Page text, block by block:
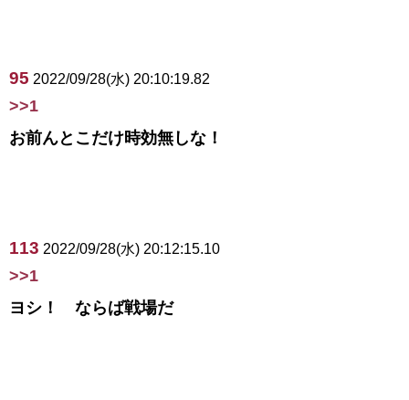
95 2022/09/28(水) 20:10:19.82
>>1
お前んとこだけ時効無しな！
113 2022/09/28(水) 20:12:15.10
>>1
ヨシ！ ならば戦場だ